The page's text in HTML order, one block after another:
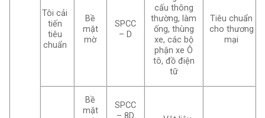
Tôi cải
tiến
tiêu
chuẩn
Bề
mặt
mờ
SPCC
– D
cấu thông
thường, làm
ống, thùng
xe, các bộ
phận xe Ô
tô, đồ điện
tữ
Tiêu chuẩn
cho thương
mại
Bề
mặt
SPCC